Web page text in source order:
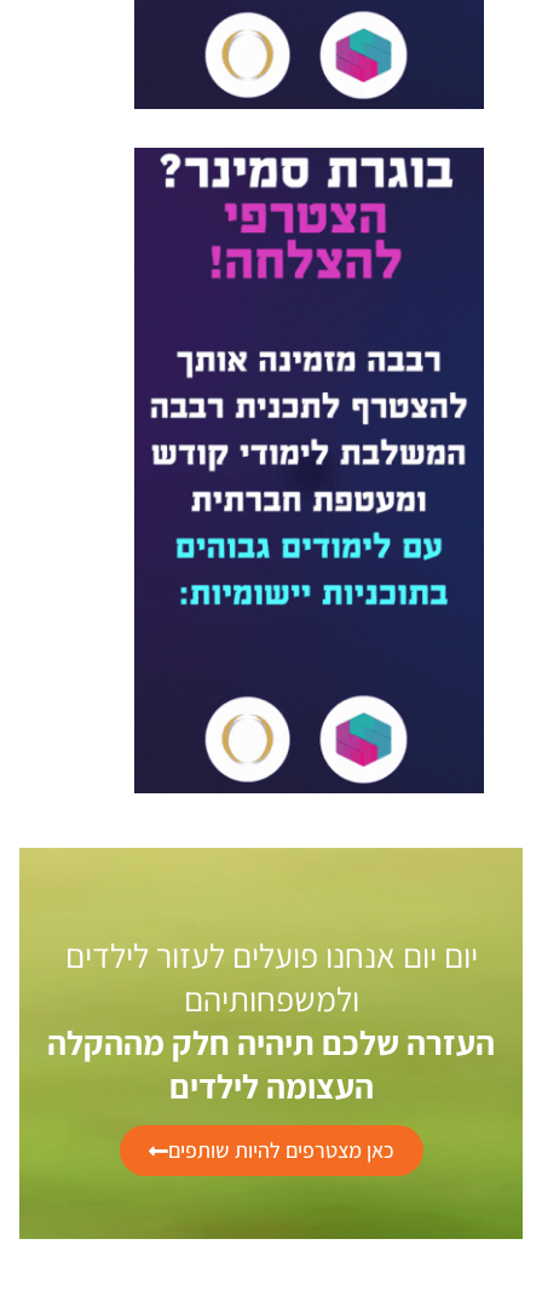
יום יום אנחנו פועלים לעזור לילדים
ולמשפחותיהם
העזרה שלכם תיהיה חלק מההקלה
העצומה לילדים
כאן מצטרפים להיות שותפים